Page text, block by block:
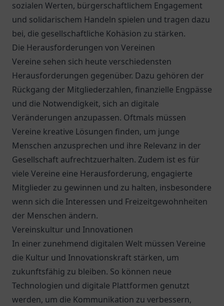
sozialen Werten, bürgerschaftlichem Engagement
und solidarischem Handeln spielen und tragen dazu
bei, die gesellschaftliche Kohäsion zu stärken.
Die Herausforderungen von Vereinen
Vereine sehen sich heute verschiedensten
Herausforderungen gegenüber. Dazu gehören der
Rückgang der Mitgliederzahlen, finanzielle Engpässe
und die Notwendigkeit, sich an digitale
Veränderungen anzupassen. Oftmals müssen
Vereine kreative Lösungen finden, um junge
Menschen anzusprechen und ihre Relevanz in der
Gesellschaft aufrechtzuerhalten. Zudem ist es für
viele Vereine eine Herausforderung, engagierte
Mitglieder zu gewinnen und zu halten, insbesondere
wenn sich die Interessen und Freizeitgewohnheiten
der Menschen ändern.
Vereinskultur und Innovationen
In einer zunehmend digitalen Welt müssen Vereine
die Kultur und Innovationskraft stärken, um
zukunftsfähig zu bleiben. So können neue
Technologien und digitale Plattformen genutzt
werden, um die Kommunikation zu verbessern,